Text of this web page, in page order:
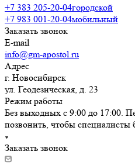
+7 383 205-20-04городской
+7 983 001-20-04мобильный
Заказать звонок
E-mail
info@gm-apostol.ru
Адрес
г. Новосибирск
ул. Геодезическая, д. 23
Режим работы
Без выходных с 9:00 до 17:00.
позвонить, чтобы специалисты
Заказать звонок